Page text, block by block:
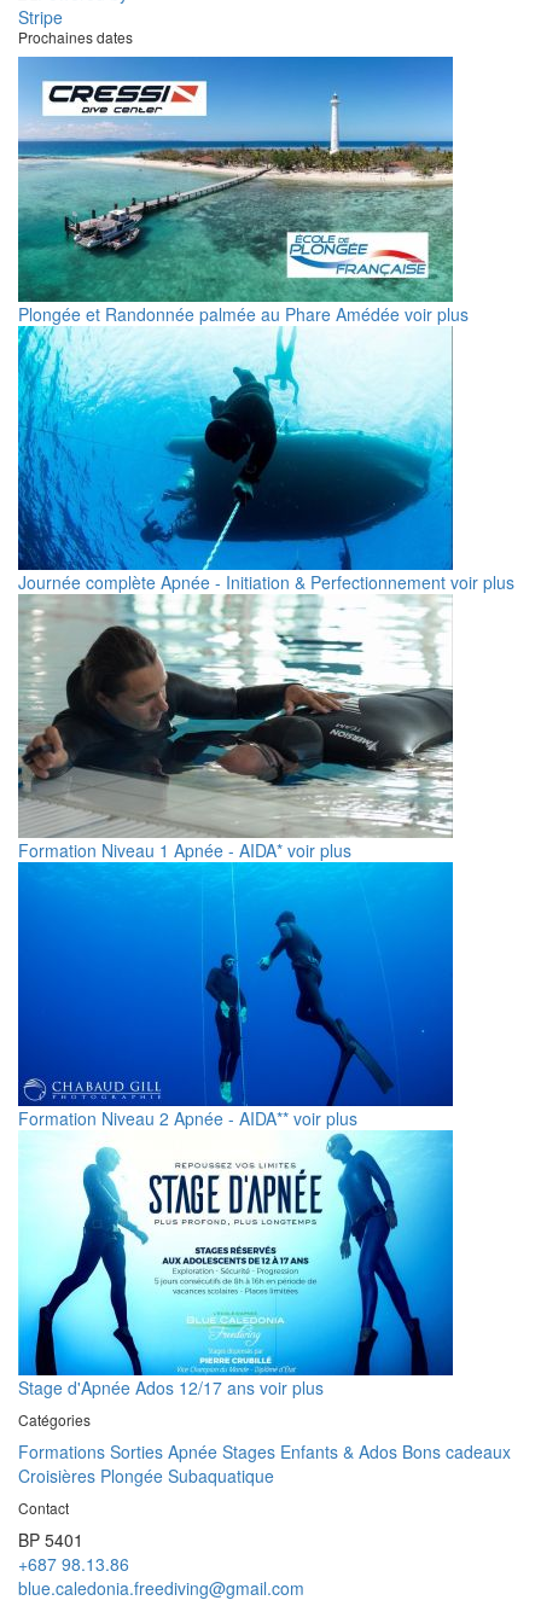
Prochaines dates
Plongée et Randonnée palmée au Phare Amédée voir plus
Journée complète Apnée - Initiation & Perfectionnement voir plus
Formation Niveau 1 Apnée - AIDA* voir plus
Formation Niveau 2 Apnée - AIDA** voir plus
Stage d'Apnée Ados 12/17 ans voir plus
Catégories
Formations Sorties Apnée Stages Enfants & Ados Bons cadeaux
Croisières Plongée Subaquatique
Contact
BP 5401
+687 98.13.86
blue.caledonia.freediving@gmail.com